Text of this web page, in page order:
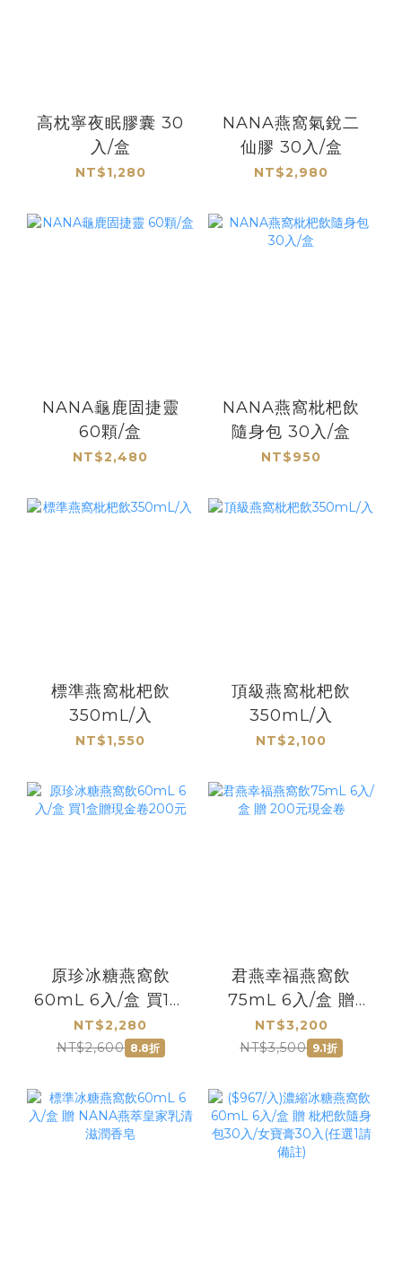
高枕寧夜眠膠囊 30
入/盒
NT$1,280
NANA燕窩氣銳二
仙膠 30入/盒
NT$2,980
NANA龜鹿固捷靈
60顆/盒
NT$2,480
NANA燕窩枇杷飲
隨身包 30入/盒
NT$950
標準燕窩枇杷飲
350mL/入
NT$1,550
頂級燕窩枇杷飲
350mL/入
NT$2,100
原珍冰糖燕窩飲
60mL 6入/盒 買1盒
贈現金卷200元
NT$2,280
NT$2,600 8.8折
君燕幸福燕窩飲
75mL 6入/盒 贈
200元現金卷
NT$3,200
NT$3,500 9.1折